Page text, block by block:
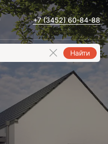
+7 (3452) 60-84-88
Найти